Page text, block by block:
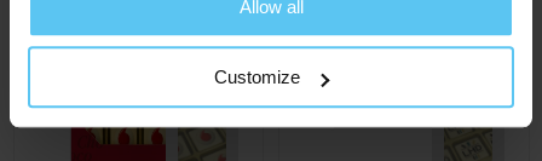
Allow all
Customize